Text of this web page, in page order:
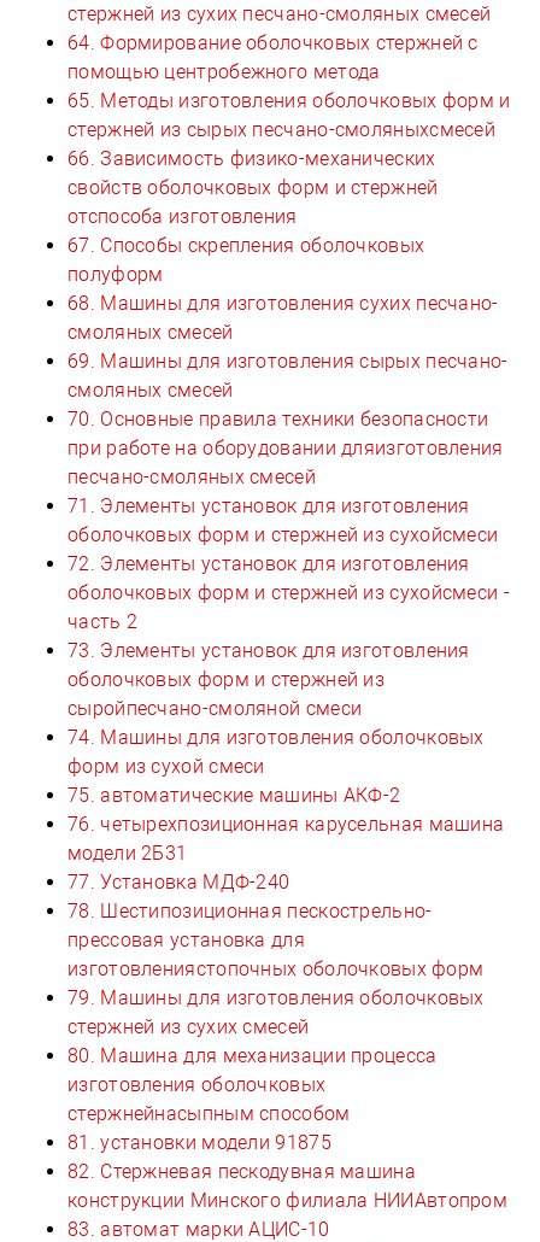
стержней из сухих песчано-смоляных смесей
64. Формирование оболочковых стержней с
помощью центробежного метода
65. Методы изготовления оболочковых форм и
стержней из сырых песчано-смоляныхсмесей
66. Зависимость физико-механических
свойств оболочковых форм и стержней
отспособа изготовления
67. Способы скрепления оболочковых
полуформ
68. Машины для изготовления сухих песчано-
смоляных смесей
69. Машины для изготовления сырых песчано-
смоляных смесей
70. Основные правила техники безопасности
при работе на оборудовании дляизготовления
песчано-смоляных смесей
71. Элементы установок для изготовления
оболочковых форм и стержней из сухойсмеси
72. Элементы установок для изготовления
оболочковых форм и стержней из сухойсмеси -
часть 2
73. Элементы установок для изготовления
оболочковых форм и стержней из
сыройпесчано-смоляной смеси
74. Машины для изготовления оболочковых
форм из сухой смеси
75. автоматические машины АКФ-2
76. четырехпозиционная карусельная машина
модели 2Б31
77. Установка МДФ-240
78. Шестипозиционная пескострельно-
прессовая установка для
изготовлениястопочных оболочковых форм
79. Машины для изготовления оболочковых
стержней из сухих смесей
80. Машина для механизации процесса
изготовления оболочковых
стержнейнасыпным способом
81. установки модели 91875
82. Стержневая пескодувная машина
конструкции Минского филиала НИИАвтопром
83. автомат марки АЦИС-10